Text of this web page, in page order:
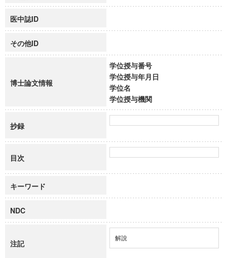
医中誌ID
その他ID
博士論文情報
学位授与番号
学位授与年月日
学位名
学位授与機関
抄録
目次
キーワード
NDC
注記
解說